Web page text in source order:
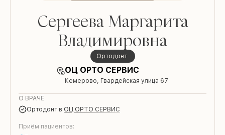
Сергеева Маргарита
Владимировна
ортодонт
ОЦ ОРТО СЕРВИС
Кемерово, Гвардейская улица 67
О ВРАЧЕ
ортодонт в ОЦ ОРТО СЕРВИС
Приём пациентов: